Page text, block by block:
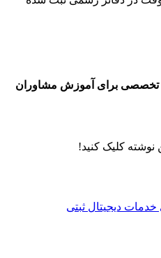
تخصصی برای آموزش مشاوران
نوشته کلیک کنید!
دیجیتال ثبتی